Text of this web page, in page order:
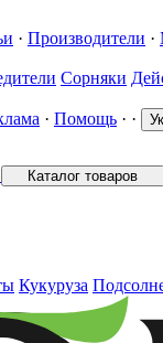
· Производители ·
Сорняки
· Помощь · ·
Каталог товаров
Кукуруза